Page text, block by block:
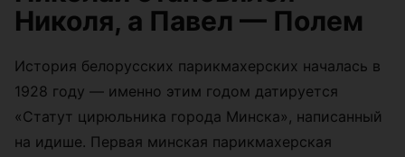
Николя, а Павел — Полем
История белорусских парикмахерских началась в
1928 году — именно этим годом датируется
«Статут цирюльника города Минска», написанный
на идише. Первая минская парикмахерская